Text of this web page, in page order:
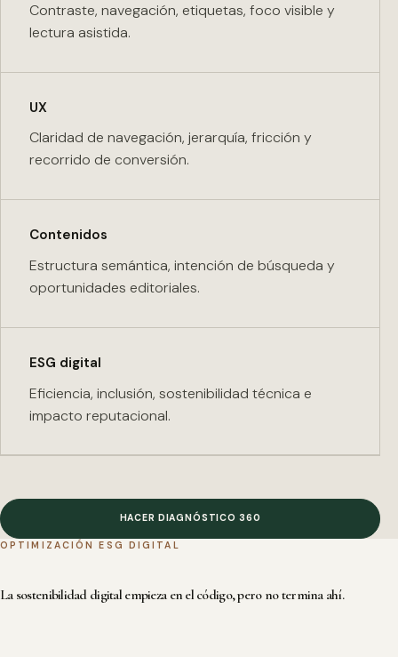
Contraste, navegación, etiquetas, foco visible y
lectura asistida.
UX
Claridad de navegación, jerarquía, fricción y
recorrido de conversión.
Contenidos
Estructura semántica, intención de búsqueda y
oportunidades editoriales.
ESG digital
Eficiencia, inclusión, sostenibilidad técnica e
impacto reputacional.
HACER DIAGNÓSTICO 360
OPTIMIZACIÓN ESG DIGITAL
La sostenibilidad digital empieza en el código, pero no termina ahí.